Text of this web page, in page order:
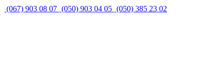
(067) 903 08 07 (050) 903 04 05 (050) 385 23 02